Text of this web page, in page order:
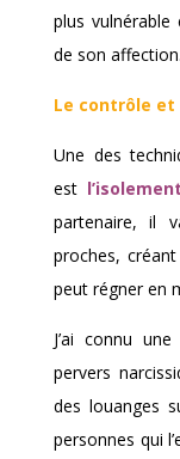
plus
de son affection.
Le contrôle et
Une des
est
partenaire, il
proches,
peut régner en
J’ai connu
pervers
des louanges
personnes qui